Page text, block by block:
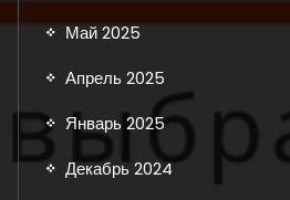
Май 2025
Апрель 2025
Январь 2025
Декабрь 2024